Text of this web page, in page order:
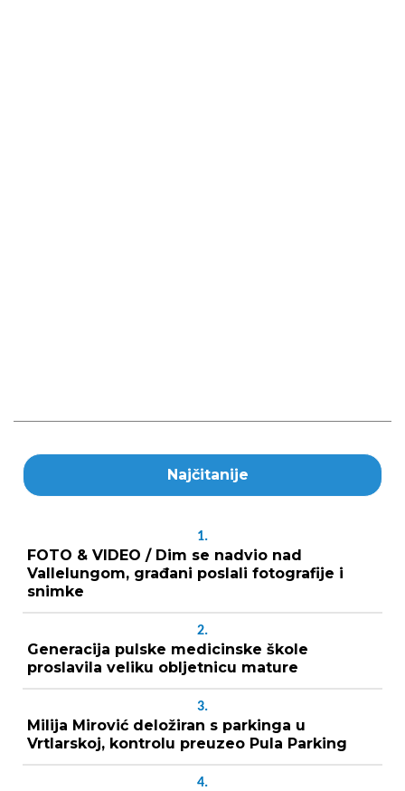
Najčitanije
1.
FOTO & VIDEO / Dim se nadvio nad
Vallelungom, građani poslali fotografije i
snimke
2.
Generacija pulske medicinske škole
proslavila veliku obljetnicu mature
3.
Milija Mirović deložiran s parkinga u
Vrtlarskoj, kontrolu preuzeo Pula Parking
4.